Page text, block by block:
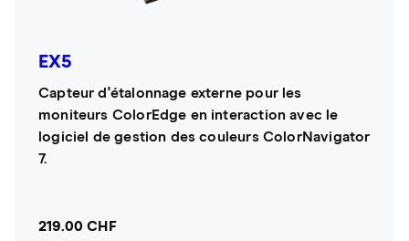
EX5
Capteur d'étalonnage externe pour les
moniteurs ColorEdge en interaction avec le
logiciel de gestion des couleurs ColorNavigator
7.
219.00 CHF